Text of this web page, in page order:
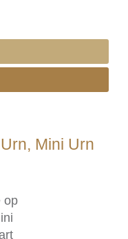
Mini Urn